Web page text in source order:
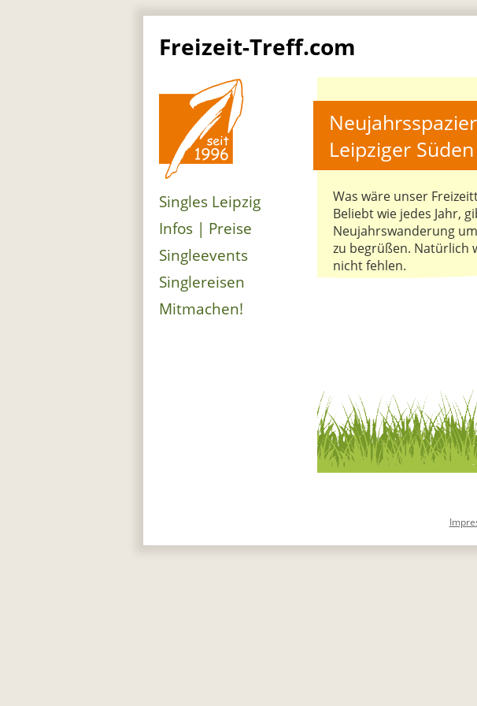
Freizeit-Treff.com
Singles Leipzig
Infos | Preise
Singleevents
Singlereisen
Mitmachen!
Leipziger
Was wäre unser
Beliebt wie jedes Jahr,
Neujahrswanderung
zu begrüßen. Natürlich
nicht fehlen.